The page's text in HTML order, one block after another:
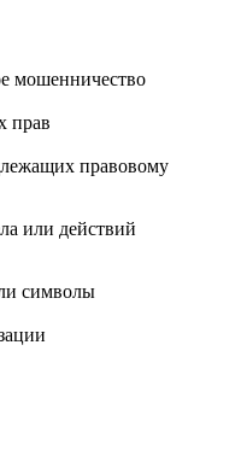
мошенничество
прав
правовому
или действий
символы